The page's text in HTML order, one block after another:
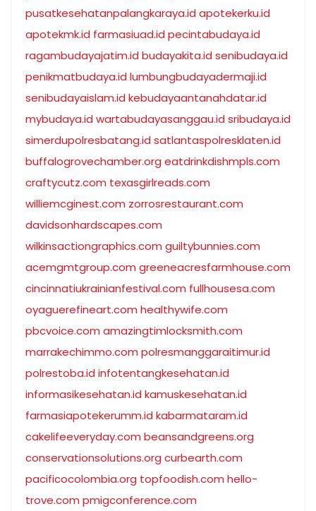
pusatkesehatanpalangkaraya.id apotekerku.id
apotekmk.id farmasiuad.id pecintabudaya.id
ragambudayajatim.id budayakita.id senibudaya.id
penikmatbudaya.id lumbungbudayadermaji.id
senibudayaislam.id kebudayaantanahdatar.id
mybudaya.id wartabudayasanggau.id sribudaya.id
simerdupolresbatang.id satlantaspolresklaten.id
buffalogrovechamber.org eatdrinkdishmpls.com
craftycutz.com texasgirlreads.com
williemcginest.com zorrosrestaurant.com
davidsonhardscapes.com
wilkinsactiongraphics.com guiltybunnies.com
acemgmtgroup.com greeneacresfarmhouse.com
cincinnatiukrainianfestival.com fullhousesa.com
oyaguerefineart.com healthywife.com
pbcvoice.com amazingtimlocksmith.com
marrakechimmo.com polresmanggaraitimur.id
polrestoba.id infotentangkesehatan.id
informasikesehatan.id kamuskesehatan.id
farmasiapotekerumm.id kabarmataram.id
cakelifeeveryday.com beansandgreens.org
conservationsolutions.org curbearth.com
pacificocolombia.org topfoodish.com hello-
trove.com pmigconference.com